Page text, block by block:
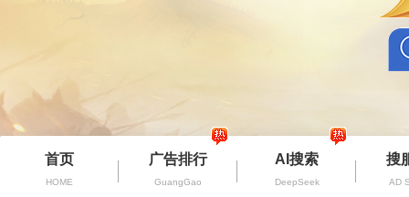
首页
HOME
广告排行
GuangGao
AI搜索
DeepSeek
搜
AD